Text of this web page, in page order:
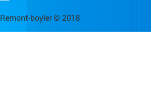
Remont-boyler © 2018